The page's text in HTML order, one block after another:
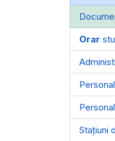
Orar
Stațiuni